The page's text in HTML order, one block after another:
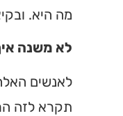
מה היא.
לא משנה
לאנשים
תקרא לזה
תורה, כתובות ודרכי הגעה
לכניסה לאינדקס ➔